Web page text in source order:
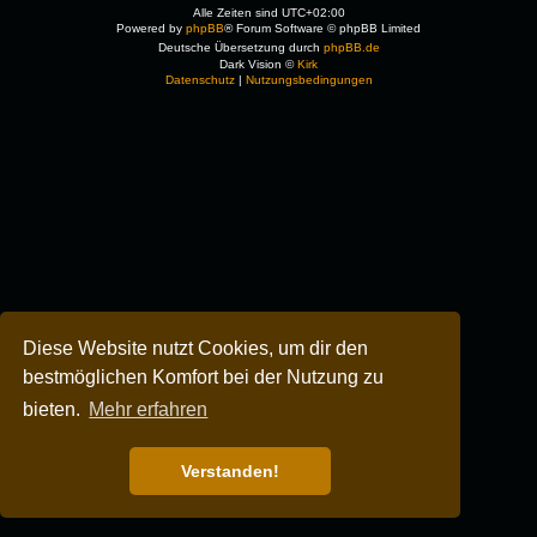
Diese Website nutzt Cookies, um dir den
bestmöglichen Komfort bei der Nutzung zu
bieten. Mehr erfahren
Verstanden!
Alle Zeiten sind UTC+02:00
Powered by phpBB® Forum Software © phpBB Limited
Deutsche Übersetzung durch phpBB.de
Dark Vision ©Kirk
Datenschutz| Nutzungsbedingungen